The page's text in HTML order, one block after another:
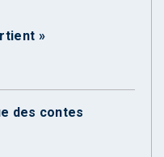
»
des contes